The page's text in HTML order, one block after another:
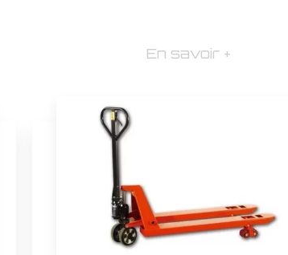
En savoir +